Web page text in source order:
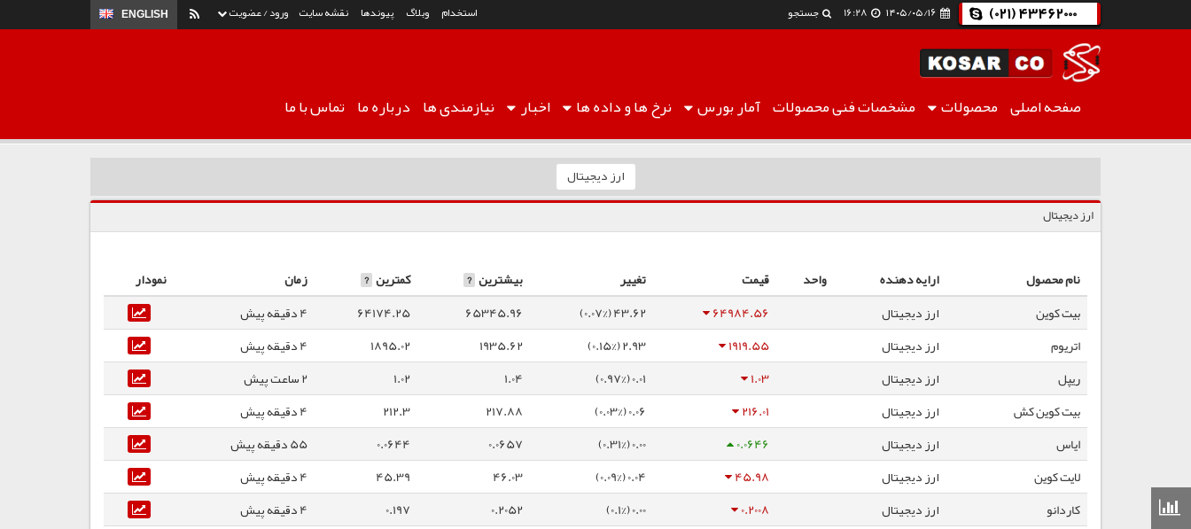
ورود / عضویت ENGLISH استخدام وبلاگ پیوندها نقشه سایت (021) 43462000
16:28 جستجو
صفحه اصلی محصولات مشخصات فنیمحصولات آماربورس نرخ هاو داده ها اخبار نیازمندی ها درباره ما تماس با ما ارز دیجیتال
قیمت مواد شیمیایی
ارز دیجیتال
ارز دیجیتال
نام محصول ارایه دهنده واحد قیمت تغییر بیشترین ? کمترین ? زمان
نمودار
بیت کوین
ارز دیجیتال 64984.56
43.62 (0.07%)
65345.96
64174.25
4 دقیقه پیش
اتریوم
ارز دیجیتال 1919.55
2.93 (0.15%)
1935.62
1895.02
4 دقیقه پیش
ریپل
ارز دیجیتال 1.03
0.01 (0.97%)
1.04
1.02
2 ساعت پیش
بیت کوین کش
ارز دیجیتال 216.01
0.06 (0.03%)
217.88
212.3
4 دقیقه پیش
ایاس
ارز دیجیتال 0.0646
0.00 (0.31%)
0.0657
0.0644
55 دقیقه پیش
لایت کوین
ارز دیجیتال 45.98
0.04 (0.09%)
46.03
45.39
4 دقیقه پیش
کاردانو
ارز دیجیتال 0.2008
0.00 (0.1%)
0.2052
0.197
4 دقیقه پیش